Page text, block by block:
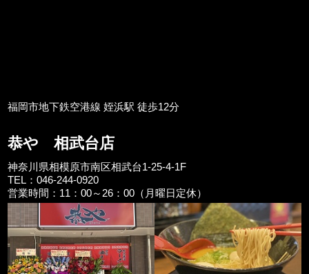
福岡市地下鉄空港線 姪浜駅 徒歩12分
恭や 相武台店
神奈川県相模原市南区相武台1-25-4-1F
TEL：046-244-0920
営業時間：11：00～26：00（月曜日定休）